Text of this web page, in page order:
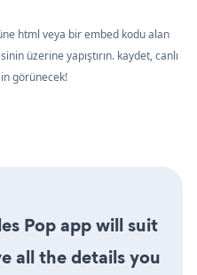
html veya bir embed kodu alan
üzerine yapıştırın. kaydet, canlı
görünecek!
Pop app will suit
all the details you